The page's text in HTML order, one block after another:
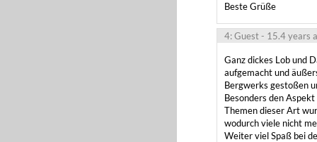
Beste Grüße
4: Guest- 15.4 years
Ganz dickes Lob und
aufgemacht und
Bergwerks gestoßen
Besonders den
Themen dieser Art
wodurch viele nicht
Weiter viel Spaß bei